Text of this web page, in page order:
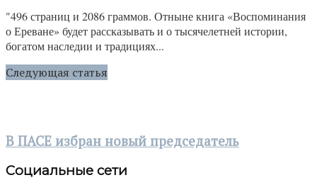
"496 страниц и 2086 граммов. Отныне книга «Воспоминания
о Ереване» будет рассказывать и о тысячелетней истории,
богатом наследии и традициях...
Следующая статья
В ПАСЕ избран новый председатель
Социальные сети